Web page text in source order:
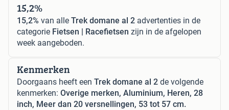
15,2%
15,2% van alle Trek domane al 2 advertenties in de
categorie Fietsen | Racefietsen zijn in de afgelopen
week aangeboden.
Kenmerken
Doorgaans heeft een Trek domane al 2 de volgende
kenmerken: Overige merken, Aluminium, Heren, 28
inch, Meer dan 20 versnellingen, 53 tot 57 cm.